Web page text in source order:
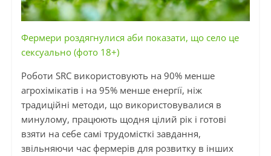
Фермери роздягнулися аби показати, що село це
сексуально (фото 18+)
Роботи SRC використовують на 90% менше
агрохімікатів і на 95% менше енергії, ніж
традиційні методи, що використовувалися в
минулому, працюють щодня цілий рік і готові
взяти на себе самі трудомісткі завдання,
звільняючи час фермерів для розвитку в інших